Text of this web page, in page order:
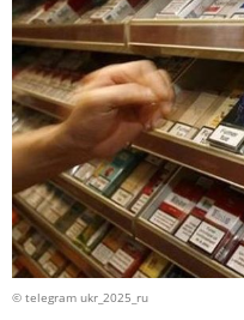
© telegram ukr_2025_ru